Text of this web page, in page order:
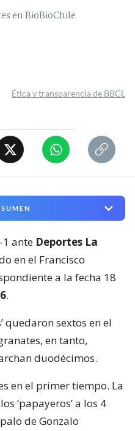
en BioBioChile
Ética y transparencia de BBCL
ante Deportes La
en el Francisco
a la fecha 18
.
quedaron sextos en el
en tanto,
duodécimos.
en el primer tiempo. La
‘papayeros’ a los 4
de Gonzalo